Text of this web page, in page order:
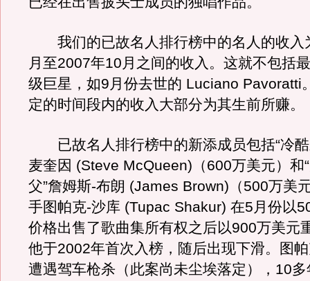
我们的已故名人排行榜中的名人的收入
月至2007年10月之间的收入。这就不包括
级巨星，如9月份去世的 Luciano Pavoratti
定的时间段内的收入大部分为其生前所赚。
已故名人排行榜中的新添成员包括“冷酷
麦奎因 (Steve McQueen)（600万美元）和
父”詹姆斯-布朗 (James Brown)（500万美
手图帕克-沙库 (Tupac Shakur) 在5月份以
价格出售了歌曲集所有权之后以900万美
他于2002年首次入榜，随后出现下滑。图
遭遇驾车枪杀（此案尚未尘埃落定），10